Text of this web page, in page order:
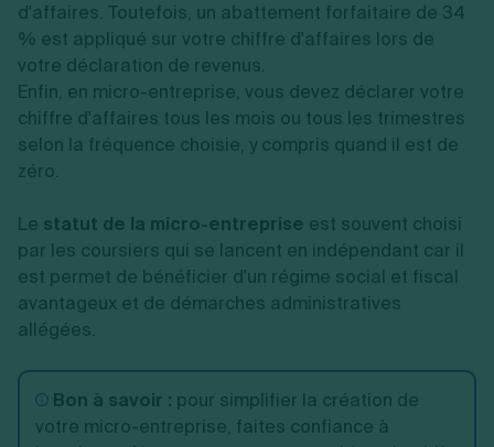
d'affaires. Toutefois, un abattement forfaitaire de 34
% est appliqué sur votre chiffre d'affaires lors de
votre déclaration de revenus.
Enfin, en micro-entreprise, vous devez déclarer votre
chiffre d'affaires tous les mois ou tous les trimestres
selon la fréquence choisie, y compris quand il est de
zéro.
Le statut de la micro-entreprise est souvent choisi
par les coursiers qui se lancent en indépendant car il
est permet de bénéficier d'un régime social et fiscal
avantageux et de démarches administratives
allégées.
Bon à savoir : pour simplifier la création de
votre micro-entreprise, faites confiance à